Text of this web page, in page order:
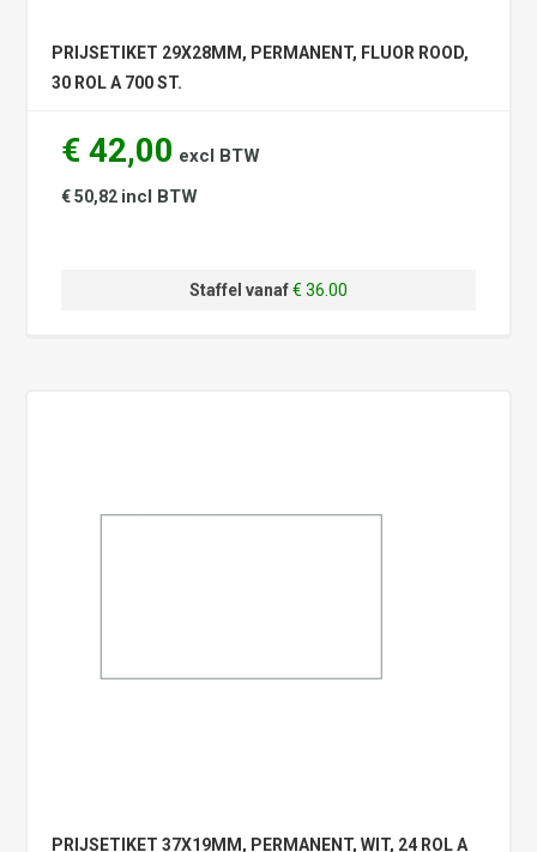
PRIJSETIKET 29X28MM, PERMANENT, FLUOR ROOD,
30 ROL A 700 ST.
€ 42,00 excl BTW
€ 50,82 incl BTW
Staffel vanaf€ 36.00
PRIJSETIKET 37X19MM, PERMANENT, WIT, 24 ROL A